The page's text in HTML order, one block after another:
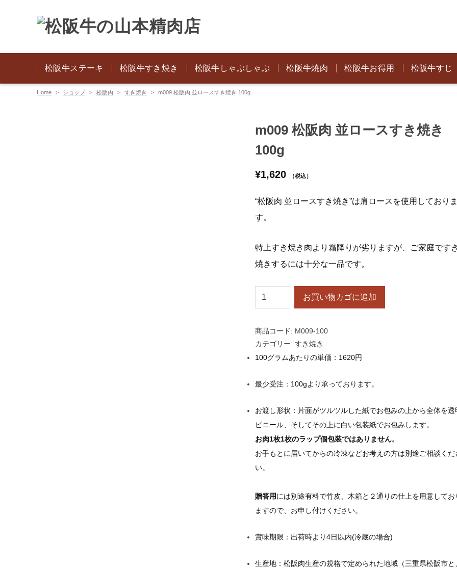
松阪牛ステーキ 松阪牛すき焼き 松阪牛しゃぶしゃぶ 松阪牛焼肉 松阪牛お得用 松阪牛すじ
Home ショップ 松阪肉 すき焼き m009 松阪肉 並ロースすき焼き 100g
m009 松阪肉 並ロースすき焼き
100g
¥1,620 （税込）
“松阪肉 並ロースすき焼き”は肩ロースを使用しておりま
す。
特上すき焼き肉より霜降りが劣りますが、ご家庭ですき
焼きするには十分な一品です。
0
9
松
ロ
ー
ス
す
き
き
1
0
個
お買い物カゴに追加
商品コード: M009-100
カテゴリー:すき焼き
100グラムあたりの単価： 1620円
最少受注： 100gより承っております。
お渡し形状： 片面がツルツルした紙でお包みの上から全体を透
ビニール、そしてその上に白い包装紙でお包みします。
お肉1枚1枚のラップ個包装ではありません。
お手もとに届いてからの冷凍などお考えの方は別途ご相談くだ
い。
贈答用には別途有料で竹皮、木箱と２通りの仕上を用意してお
ますので、お申し付けください。
賞味期限：出荷時より4日以内(冷蔵の場合)
生産地：松阪肉生産の規格で定められた地域（三重県松阪市と